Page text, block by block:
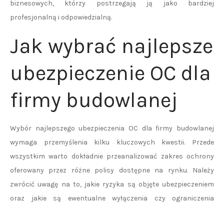
biznesowych, którzy postrzegają ją jako bardziej
profesjonalną i odpowiedzialną.
Jak wybrać najlepsze
ubezpieczenie OC dla
firmy budowlanej
Wybór najlepszego ubezpieczenia OC dla firmy budowlanej
wymaga przemyślenia kilku kluczowych kwestii. Przede
wszystkim warto dokładnie przeanalizować zakres ochrony
oferowany przez różne polisy dostępne na rynku. Należy
zwrócić uwagę na to, jakie ryzyka są objęte ubezpieczeniem
oraz jakie są ewentualne wyłączenia czy ograniczenia